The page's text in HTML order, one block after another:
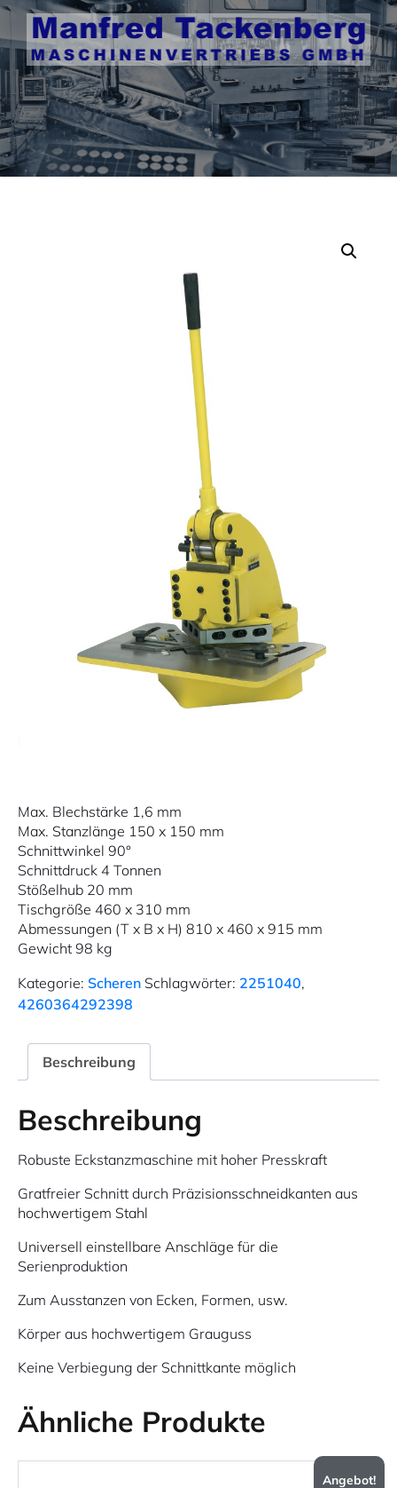
Max. Blechstärke 1,6 mm
Max. Stanzlänge 150 x 150 mm
Schnittwinkel 90°
Schnittdruck 4 Tonnen
Stößelhub 20 mm
Tischgröße 460 x 310 mm
Abmessungen (T x B x H) 810 x 460 x 915 mm
Gewicht 98 kg
Kategorie: Scheren Schlagwörter: 2251040,
4260364292398
Beschreibung
Beschreibung
Robuste Eckstanzmaschine mit hoher Presskraft
Gratfreier Schnitt durch Präzisionsschneidkanten aus
hochwertigem Stahl
Universell einstellbare Anschläge für die
Serienproduktion
Zum Ausstanzen von Ecken, Formen, usw.
Körper aus hochwertigem Grauguss
Keine Verbiegung der Schnittkante möglich
Ähnliche Produkte
Angebot!